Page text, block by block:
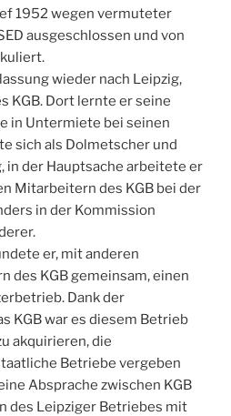
1952 wegen vermuteter
ausgeschlossen und von
wieder nach Leipzig,
KGB. Dort lernte er seine
in Untermiete bei seinen
sich als Dolmetscher und
in der Hauptsache arbeitete er
Mitarbeitern des KGB bei der
in der Kommission
er, mit anderen
des KGB gemeinsam, einen
Dank der
KGB war es diesem Betrieb
akquirieren, die
Betriebe vergeben
Absprache zwischen KGB
des Leipziger Betriebes mit